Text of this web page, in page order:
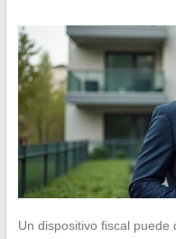
Un dispositivo fiscal